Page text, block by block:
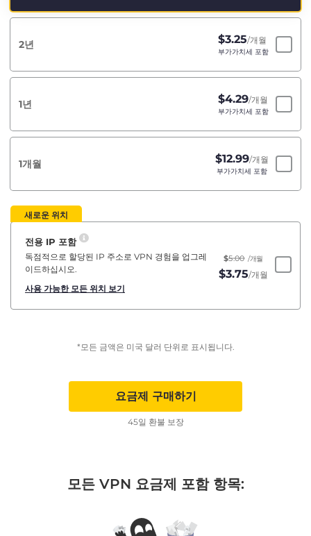
2년 $3.25/개월
부가가치세 포함
1년 $4.29/개월
부가가치세 포함
1개월 $12.99/개월
부가가치세 포함
새로운 위치
전용 IP 포함
독점적으로 할당된 IP 주소로 VPN 경험을 업그레
이드하십시오.
사용 가능한 모든 위치 보기
$5.00 /개월
$3.75/개월
*모든 금액은 미국 달러 단위로 표시됩니다.
요금제 구매하기
45일 환불 보장
모든 VPN 요금제 포함 항목: